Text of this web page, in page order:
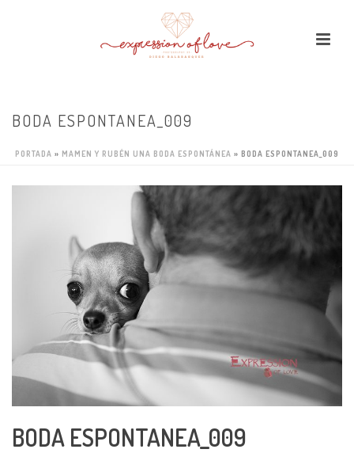
BODA ESPONTANEA_009
PORTADA » MAMEN Y RUBÉN UNA BODA ESPONTÁNEA » BODA ESPONTANEA_009
BODA ESPONTANEA_009